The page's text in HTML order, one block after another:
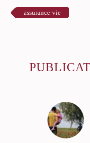
assurance-vie